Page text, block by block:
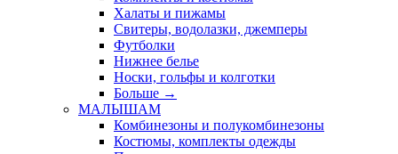
Халаты и пижамы
Свитеры, водолазки, джемперы
Футболки
Нижнее белье
Носки, гольфы и колготки
Больше →
МАЛЫШАМ
Комбинезоны и полукомбинезоны
Костюмы, комплекты одежды